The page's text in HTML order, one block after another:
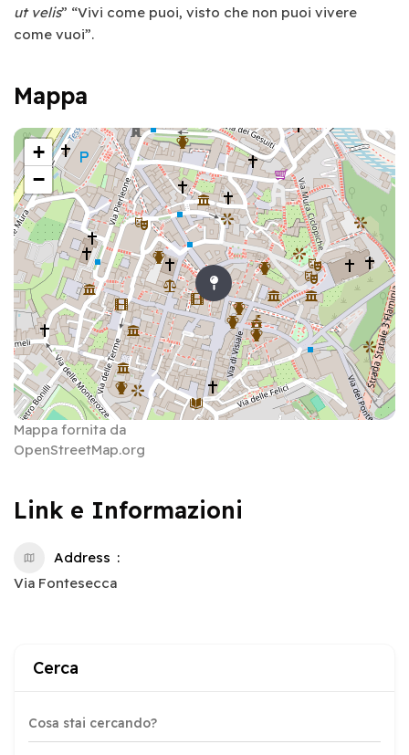
ut velis” “Vivi come puoi, visto che non puoi vivere
come vuoi”.
Mappa
+
−
Mappa fornita da
OpenStreetMap.org
Link e Informazioni
Address
Via Fontesecca
Cerca